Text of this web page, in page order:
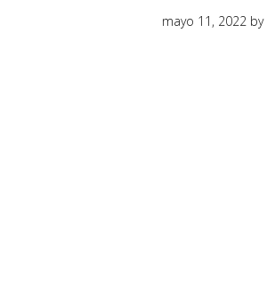
mayo 11, 2022 by